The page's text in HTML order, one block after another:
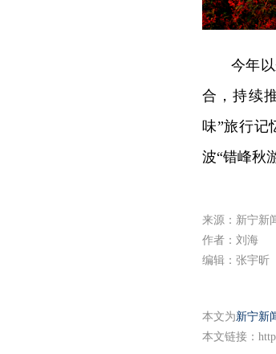
今年
合，持续
味”旅行记
波“错峰秋
来源：新宁新
作者：刘海
编辑：张宇昕
本文为新宁新
本文链接：